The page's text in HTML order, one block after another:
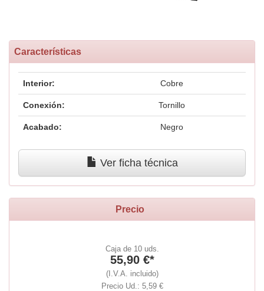
Características
Interior: Cobre
Conexión: Tornillo
Acabado: Negro
Ver ficha técnica
Precio
Caja de 10 uds.
55,90 €*
(I.V.A. incluido)
Precio Ud.: 5,59 €